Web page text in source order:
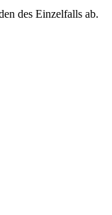
des Einzelfalls ab.